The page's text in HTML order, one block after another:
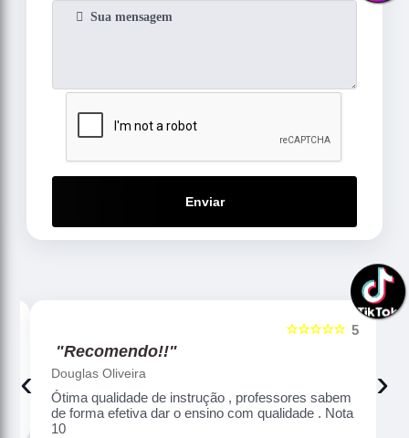
Enviar
5
☆☆☆☆☆
"Recomendo!!"
Douglas Oliveira
Ótima qualidade de instrução , professores sabem
de forma efetiva dar o ensino com qualidade . Nota
10
‹ ›